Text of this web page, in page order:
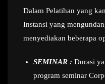
Dalam Pelatihan yang
Instansi yang
menyediakan beberapa
SEMINAR : Durasi
program seminar